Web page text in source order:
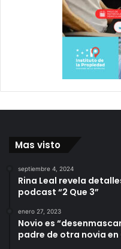
Mas visto
septiembre 4, 2024
Rina Leal revela
podcast “2 Que 3”
enero 27, 2023
Novio es
padre de otra novia